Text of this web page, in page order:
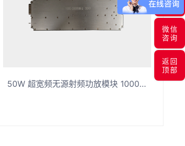
50W 超宽频无源射频功放模块 1000-3000MHz频段无源功率放大器
咨询
微信
咨询
返回
顶部